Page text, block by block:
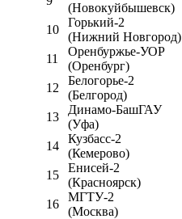
(Новокуйбышевск)
10
Горький-2
(Нижний Новгород)
11
Оренбуржье-УОР
(Оренбург)
12
Белогорье-2
(Белгород)
13
Динамо-БашГАУ
(Уфа)
14
Кузбасс-2
(Кемерово)
15
Енисей-2
(Красноярск)
16
МГТУ-2
(Москва)